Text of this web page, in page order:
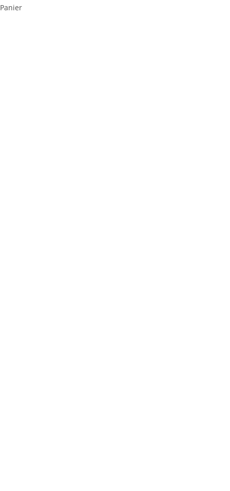
Panier